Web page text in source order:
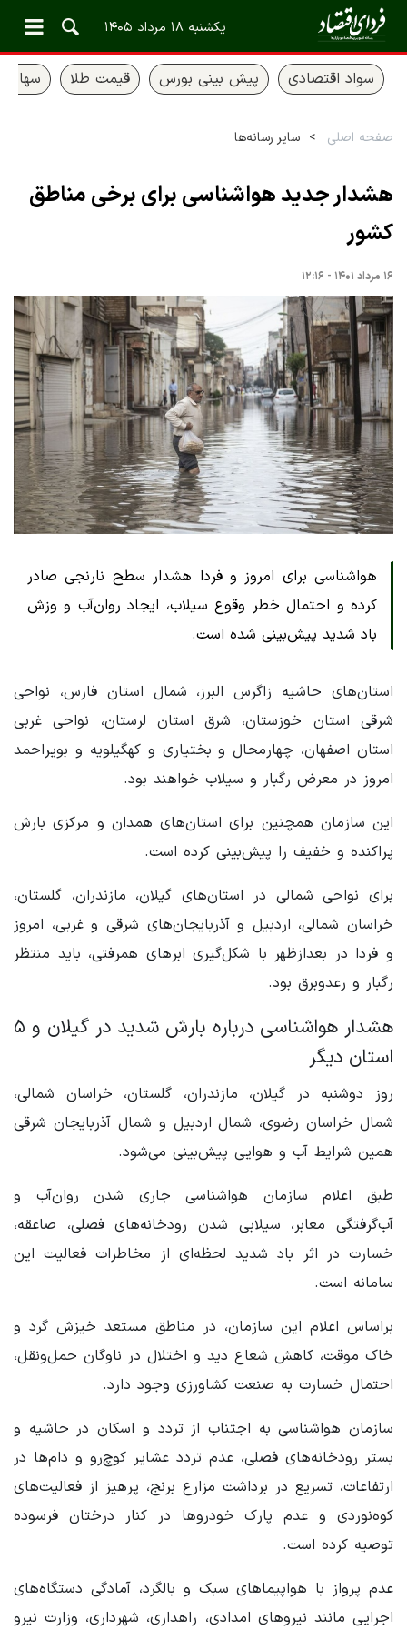
یکشنبه ۱۸ مرداد ۱۴۰۵
سواد اقتصادی پیش بینی بورس قیمت طلا سهام
صفحه اصلی سایر رسانه‌ها
هشدار جدید هواشناسی برای برخی مناطق
کشور
۱۶ مرداد ۱۴۰۱ - ۱۲:۱۶
هواشناسی برای امروز و فردا هشدار سطح نارنجی صادر
کرده و احتمال خطر وقوع سیلاب، ایجاد روان‌آب و وزش
باد شدید پیش‌بینی شده است.
استان‌های حاشیه زاگرس البرز، شمال استان فارس، نواحی
شرقی استان خوزستان، شرق استان لرستان، نواحی غربی
استان اصفهان، چهارمحال و بختیاری و کهگیلویه و بویراحمد
امروز در معرض رگبار و سیلاب خواهند بود.
این سازمان همچنین برای استان‌های همدان و مرکزی بارش
پراکنده و خفیف را پیش‌بینی کرده است.
برای نواحی شمالی در استان‌های گیلان، مازندران، گلستان،
خراسان شمالی، اردبیل و آذربایجان‌های شرقی و غربی، امروز
و فردا در بعدازظهر با شکل‌گیری ابرهای همرفتی، باید منتظر
رگبار و رعدوبرق بود.
هشدار هواشناسی درباره بارش شدید در گیلان و ۵
استان دیگر
روز دوشنبه در گیلان، مازندران، گلستان، خراسان شمالی،
شمال خراسان رضوی، شمال اردبیل و شمال آذربایجان شرقی
همین شرایط آب و هوایی پیش‌بینی می‌شود.
طبق اعلام سازمان هواشناسی جاری شدن روان‌آب و
آب‌گرفتگی معابر، سیلابی شدن رودخانه‌های فصلی، صاعقه،
خسارت در اثر باد شدید لحظه‌ای از مخاطرات فعالیت این
سامانه است.
براساس اعلام این سازمان، در مناطق مستعد خیزش گرد و
خاک موقت، کاهش شعاع دید و اختلال در ناوگان حمل‌ونقل،
احتمال خسارت به صنعت کشاورزی وجود دارد.
سازمان هواشناسی به اجتناب از تردد و اسکان در حاشیه و
بستر رودخانه‌های فصلی، عدم تردد عشایر کوچ‌رو و دام‌ها در
ارتفاعات، تسریع در برداشت مزارع برنج، پرهیز از فعالیت‌های
کوه‌نوردی و عدم پارک خودروها در کنار درختان فرسوده
توصیه کرده است.
عدم پرواز با هواپیماهای سبک و بالگرد، آمادگی دستگاه‌های
اجرایی مانند نیروهای امدادی، راهداری، شهرداری، وزارت نیرو